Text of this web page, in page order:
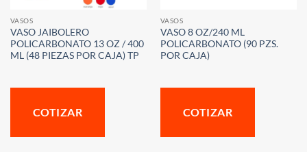
VASOS
VASO JAIBOLERO
POLICARBONATO 13 OZ / 400
ML (48 PIEZAS POR CAJA) TP
COTIZAR
VASOS
VASO 8 OZ/240 ML
POLICARBONATO (90 PZS.
POR CAJA)
COTIZAR